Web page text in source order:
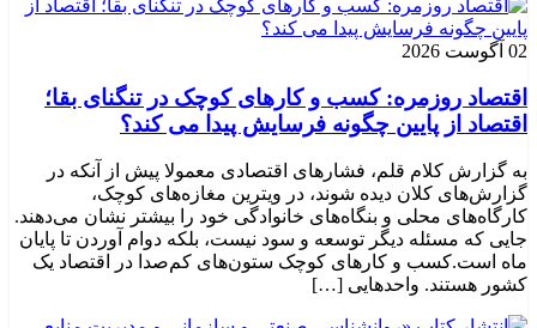
02 آگوست 2026
اقتصاد روزمره: کسب‌ و کارهای کوچک در تنگنای بقا؛
اقتصاد از پایین چگونه فرسایش پیدا می کند؟
به گزارش کلام قلم، فشارهای اقتصادی معمولا پیش از آنکه در
گزارش‌های کلان دیده شوند، در ویترین مغازه‌های کوچک،
کارگاه‌های محلی و بنگاه‌های خانوادگی خود را بیشتر نشان می‌دهند.
جایی که مسئله دیگر توسعه و سود نیست، بلکه دوام آوردن تا پایان
ماه است.کسب‌ و کارهای کوچک ستون‌های کم‌صدا در اقتصاد یک
کشور هستند. واحدهایی […]